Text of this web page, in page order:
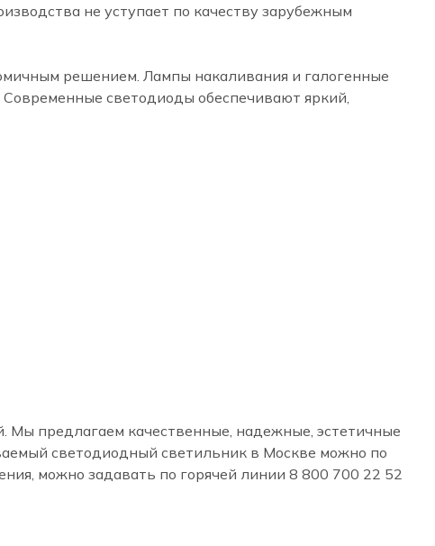
не уступает по качеству зарубежным
решением. Лампы накаливания и галогенные
светодиоды обеспечивают яркий,
Мы предлагаем качественные, надежные, эстетичные
светодиодный светильник в Москве можно по
можно задавать по горячей линии 8 800 700 22 52